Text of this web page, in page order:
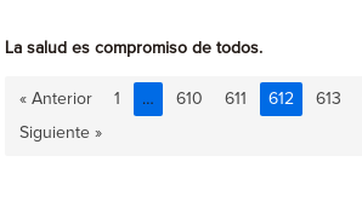
La salud es compromiso de todos.
« Anterior 1 … 610 611 612 613
Siguiente »